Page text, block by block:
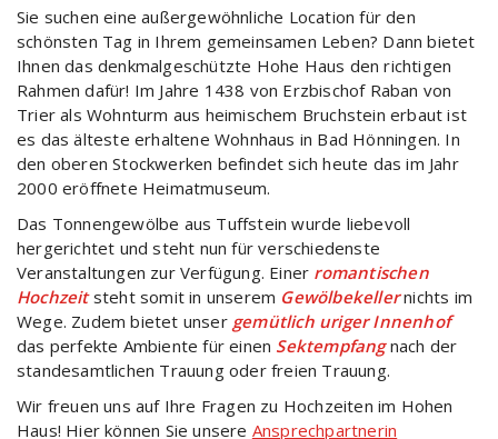
Sie suchen eine außergewöhnliche Location für den
schönsten Tag in Ihrem gemeinsamen Leben? Dann bietet
Ihnen das denkmalgeschützte Hohe Haus den richtigen
Rahmen dafür! Im Jahre 1438 von Erzbischof Raban von
Trier als Wohnturm aus heimischem Bruchstein erbaut ist
es das älteste erhaltene Wohnhaus in Bad Hönningen. In
den oberen Stockwerken befindet sich heute das im Jahr
2000 eröffnete Heimatmuseum.
Das Tonnengewölbe aus Tuffstein wurde liebevoll
hergerichtet und steht nun für verschiedenste
Veranstaltungen zur Verfügung. Einer romantischen
Hochzeitsteht somit in unserem Gewölbekellernichts im
Wege. Zudem bietet unsergemütlich uriger Innenhof
das perfekte Ambiente für einen Sektempfangnach der
standesamtlichen Trauung oder freien Trauung.
Wir freuen uns auf Ihre Fragen zu Hochzeiten im Hohen
Haus! Hier können Sie unsere Ansprechpartnerin